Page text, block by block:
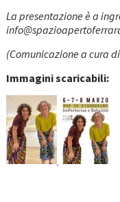
La presentazione è a
(Comunicazione a cura
Immagini scaricabili: